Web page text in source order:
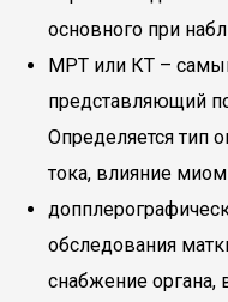
основного при
МРТ или КТ –
представляющий
Определяется тип
тока, влияние
обследования
снабжение органа,